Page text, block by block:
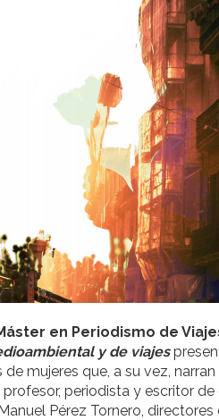
en Periodismo de
y de viajes
de mujeres que, a su vez,
profesor, periodista y escritor
Pérez Tornero, directores